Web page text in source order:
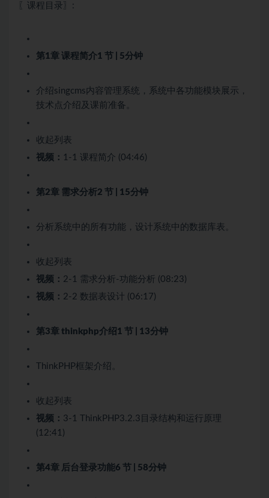
〖课程目录〗:
第1章 课程简介1 节 | 5分钟
介绍singcms内容管理系统，系统中各功能模块展示，
技术点介绍及课前准备。
收起列表
视频： 1-1 课程简介 (04:46)
第2章 需求分析2 节 | 15分钟
分析系统中的所有功能，设计系统中的数据库表。
收起列表
视频： 2-1 需求分析-功能分析 (08:23)
视频： 2-2 数据表设计 (06:17)
第3章 thinkphp介绍 1 节 | 13分钟
ThinkPHP框架介绍。
收起列表
视频： 3-1 ThinkPHP3.2.3目录结构和运行原理
(12:41)
第4章 后台登录功能6 节 | 58分钟